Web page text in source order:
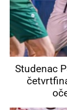
Studenac